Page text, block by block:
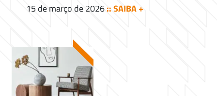
15 de março de 2026:: SAIBA +